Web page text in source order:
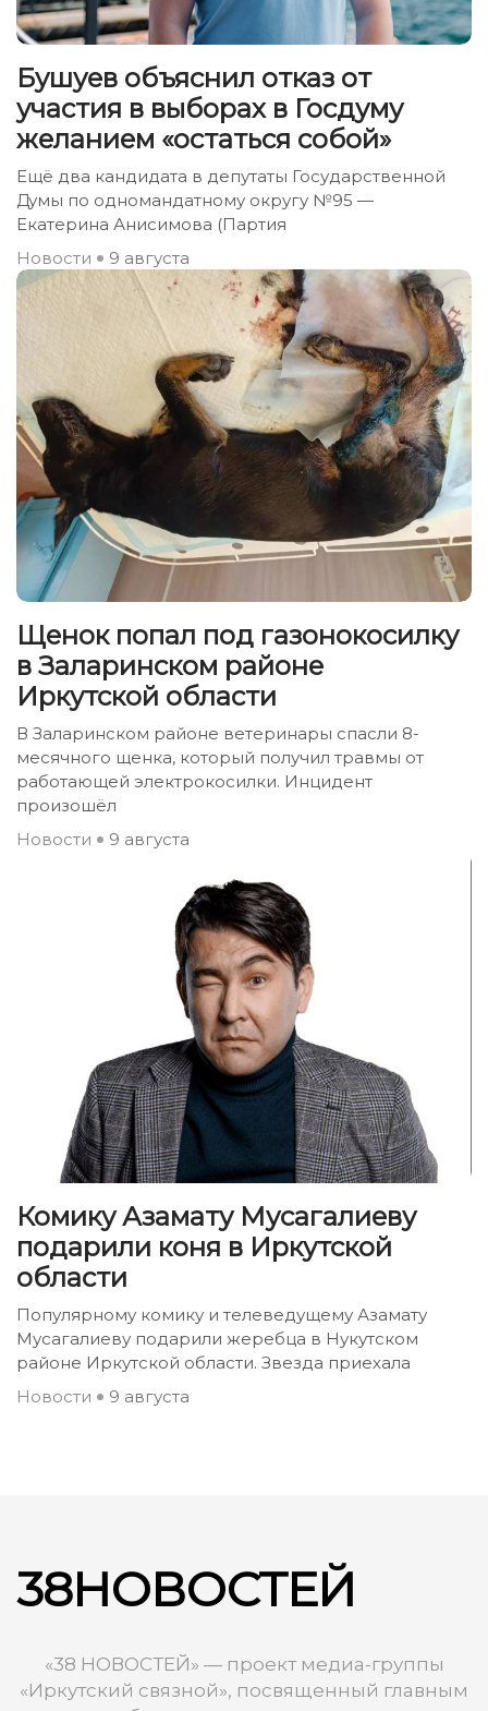
Бушуев объяснил отказ от
участия в выборах в Госдуму
желанием «остаться собой»
Ещё два кандидата в депутаты Государственной
Думы по одномандатному округу №95 —
Екатерина Анисимова (Партия
Новости
9 августа
Щенок попал под газонокосилку
в Заларинском районе
Иркутской области
В Заларинском районе ветеринары спасли 8-
месячного щенка, который получил травмы от
работающей электрокосилки. Инцидент
произошёл
Новости
9 августа
Комику Азамату Мусагалиеву
подарили коня в Иркутской
области
Популярному комику и телеведущему Азамату
Мусагалиеву подарили жеребца в Нукутском
районе Иркутской области. Звезда приехала
Новости
9 августа
38НОВОСТЕЙ
«38 НОВОСТЕЙ» — проект медиа-группы
«Иркутский связной», посвященный главным